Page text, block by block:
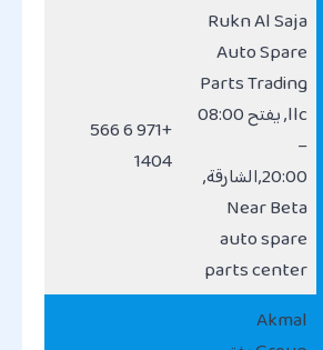
Rukn Al Saja
Auto Spare
Parts Trading
llc, يفتح 08:00
–
20:00,الشارقة,
Near Beta
auto spare
parts center
+971 6 566
1404
Akmal